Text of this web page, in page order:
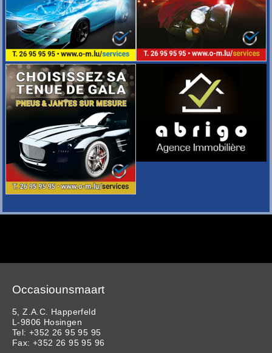
Occasiounsmaart
5, Z.A.C. Happerfeld
L-9806 Hosingen
Tel: +352 26 95 95 95
Fax: +352 26 95 95 96